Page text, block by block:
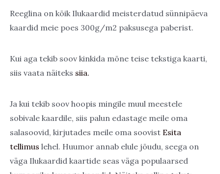
Reeglina on kõik Ilukaardid meisterdatud sünnipäeva
kaardid meie poes 300g/m2 paksusega paberist.
Kui aga tekib soov kinkida mõne teise tekstiga kaarti,
siis vaata näiteks siia.
Ja kui tekib soov hoopis mingile muul meestele
sobivale kaardile, siis palun edastage meile oma
salasoovid, kirjutades meile oma soovist Esita
tellimus lehel. Huumor annab elule jõudu, seega on
väga Ilukaardid kaartide seas väga populaarsed